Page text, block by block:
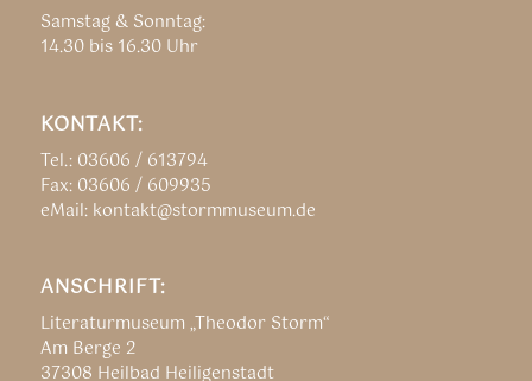
Samstag & Sonntag:
14.30 bis 16.30 Uhr
KONTAKT:
Tel.: 03606 / 613794
Fax: 03606 / 609935
eMail: kontakt@stormmuseum.de
ANSCHRIFT:
Literaturmuseum „Theodor Storm“
Am Berge 2
37308 Heilbad Heiligenstadt